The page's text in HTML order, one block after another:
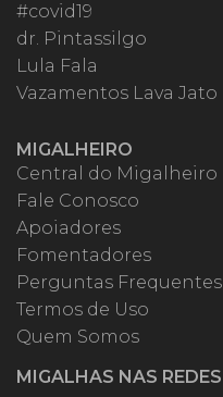
#covid19
dr. Pintassilgo
Lula Fala
Vazamentos Lava Jato
MIGALHEIRO
Central do Migalheiro
Fale Conosco
Apoiadores
Fomentadores
Perguntas Frequentes
Termos de Uso
Quem Somos
MIGALHAS NAS REDES